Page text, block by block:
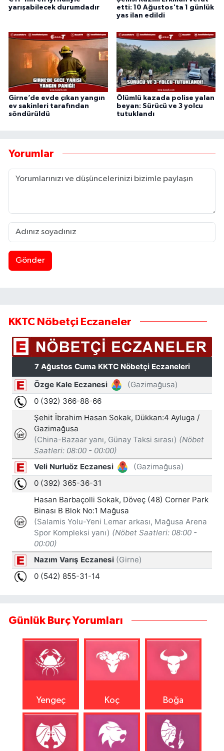
yarışabilecek durumdadır
etti: 10 Ağustos'ta 1 günlük
yas ilan edildi
Girne’de evde çıkan yangın
ev sakinleri tarafından
söndürüldü
Ölümlü kazada polise yalan
beyan: Sürücü ve 3 yolcu
tutuklandı
Yorumlar
Gönder
KKTC Nöbetçi Eczaneler
Günlük Burç Yorumları
Yengeç Koç Boğa